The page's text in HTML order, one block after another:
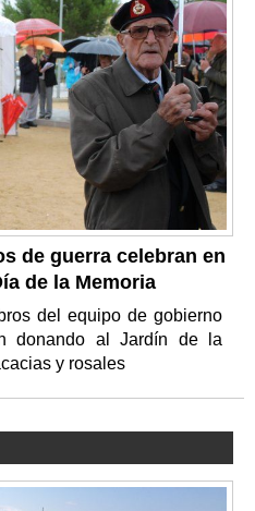
de guerra celebran en
de la Memoria
del equipo de gobierno
donando al Jardín de la
y rosales